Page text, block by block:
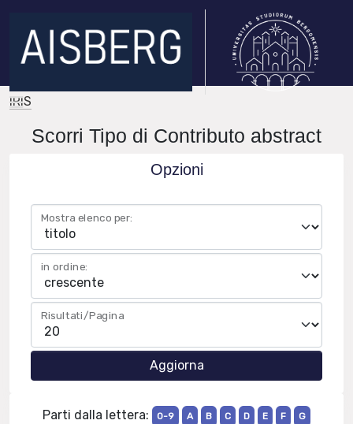
IRIS
Scorri Tipo di Contributo abstract
Opzioni
Mostra elenco per:
in ordine:
Risultati/Pagina
Parti dalla lettera: 0-9 A B C D E F
G